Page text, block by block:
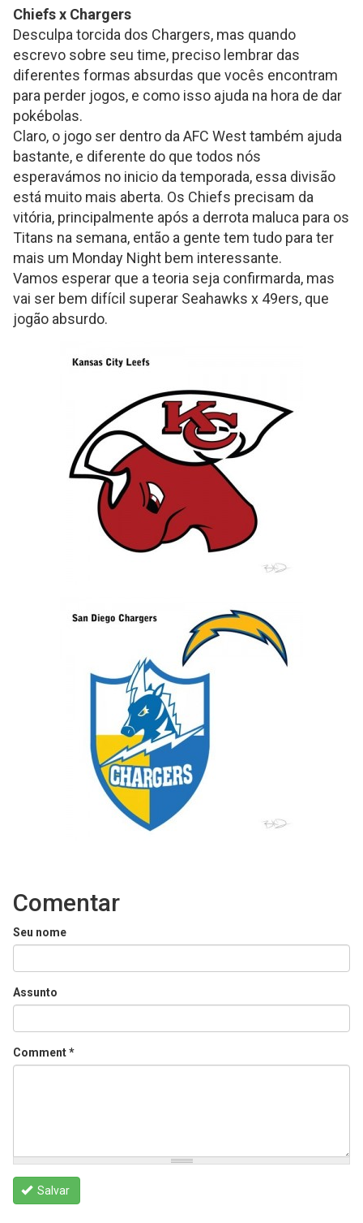
Chiefs x Chargers
Desculpa torcida dos Chargers, mas quando
escrevo sobre seu time, preciso lembrar das
diferentes formas absurdas que vocês encontram
para perder jogos, e como isso ajuda na hora de dar
pokébolas.
Claro, o jogo ser dentro da AFC West também ajuda
bastante, e diferente do que todos nós
esperavámos no inicio da temporada, essa divisão
está muito mais aberta. Os Chiefs precisam da
vitória, principalmente após a derrota maluca para os
Titans na semana, então a gente tem tudo para ter
mais um Monday Night bem interessante.
Vamos esperar que a teoria seja confirmarda, mas
vai ser bem difícil superar Seahawks x 49ers, que
jogão absurdo.
Comentar
Seu nome
Assunto
Comment*
Salvar